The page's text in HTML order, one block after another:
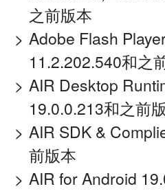
之前版本
Adobe Flash
11.2.202.540和之
AIR Desktop
19.0.0.213和之前
AIR SDK &
前版本
AIR for Android